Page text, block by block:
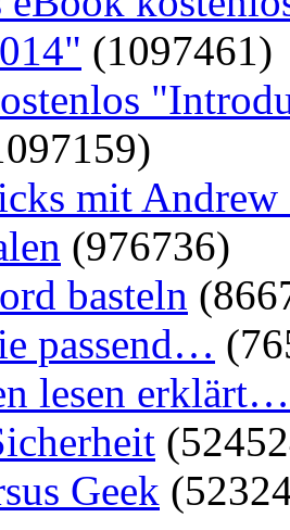
(1097461)
mit
(976736)
basteln
passend…
lesen erklärt…
Geek